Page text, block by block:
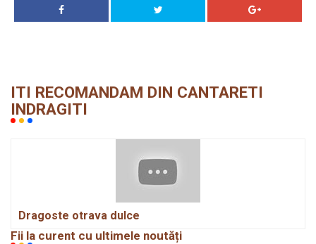
ITI RECOMANDAM DIN CANTARETI
INDRAGITI
Dragoste otrava dulce
Fii la curent cu ultimele noutăți